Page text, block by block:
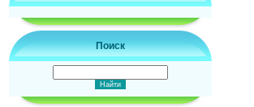
Поиск